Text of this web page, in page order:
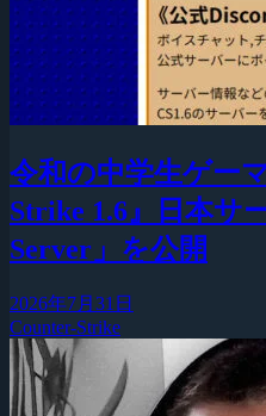
令和の中学生ゲー
Strike 1.6』日本サ
Server」を公開
2026年7月31日
Counter-Strike